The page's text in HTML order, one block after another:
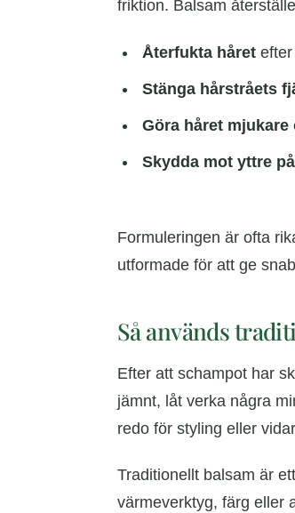
friktion. Balsam
Återfukta håretefter
Stänga hårstråets
Göra håret
Skydda mot yttre
Formuleringen är ofta
utformade för att ge
Så används
Efter att schampot har
jämnt, låt verka några
redo för styling eller
Traditionellt balsam är
värmeverktyg, färg eller